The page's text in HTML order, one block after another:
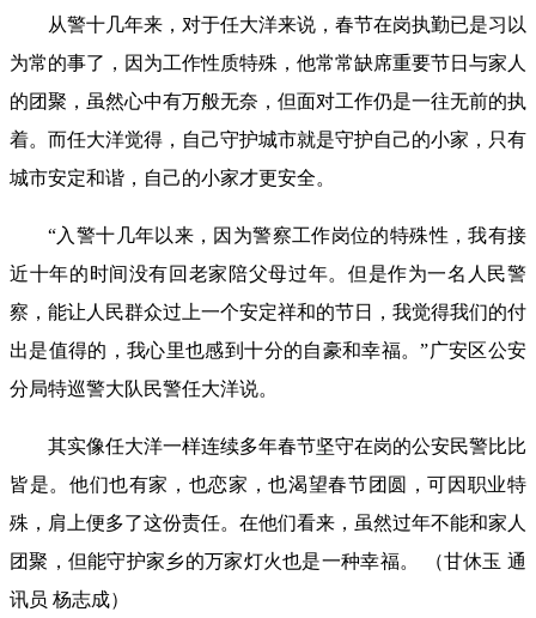
从警十几年来，对于任大洋来说，春节在岗执勤已是习以
为常的事了，因为工作性质特殊，他常常缺席重要节日与家人
的团聚，虽然心中有万般无奈，但面对工作仍是一往无前的执
着。而任大洋觉得，自己守护城市就是守护自己的小家，只有
城市安定和谐，自己的小家才更安全。
“入警十几年以来，因为警察工作岗位的特殊性，我有接
近十年的时间没有回老家陪父母过年。但是作为一名人民警
察，能让人民群众过上一个安定祥和的节日，我觉得我们的付
出是值得的，我心里也感到十分的自豪和幸福。”广安区公安
分局特巡警大队民警任大洋说。
其实像任大洋一样连续多年春节坚守在岗的公安民警比比
皆是。他们也有家，也恋家，也渴望春节团圆，可因职业特
殊，肩上便多了这份责任。在他们看来，虽然过年不能和家人
团聚，但能守护家乡的万家灯火也是一种幸福。
（甘休玉 通
讯员 杨志成）